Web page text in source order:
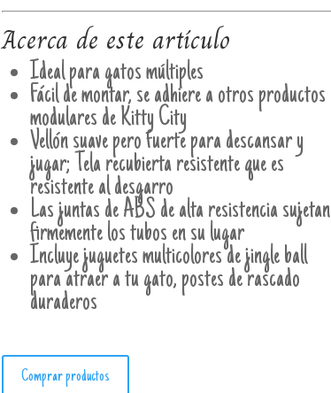
Acerca de este artículo
Ideal para gatos múltiples
Fácil de montar, se adhiere a otros productos
modulares de Kitty City
Vellón suave pero fuerte para descansar y
jugar; Tela recubierta resistente que es
resistente al desgarro
Las juntas de ABS de alta resistencia sujetan
firmemente los tubos en su lugar
Incluye juguetes multicolores de jingle ball
para atraer a tu gato, postes de rascado
duraderos
Comprar productos